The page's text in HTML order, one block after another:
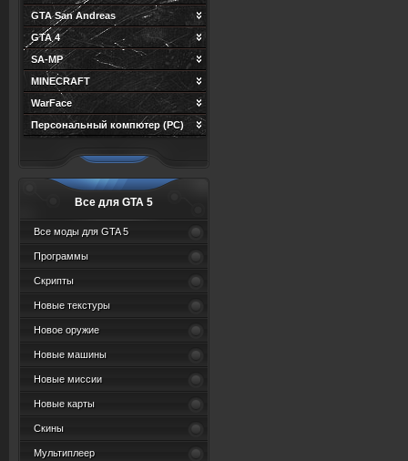
GTA San Andreas
GTA 4
SA-MP
MINECRAFT
WarFace
Персональный компютер (PC)
Все для GTA 5
Все моды для GTA 5
Программы
Скрипты
Новые текстуры
Новое оружие
Новые машины
Новые миссии
Новые карты
Скины
Мультиплеер